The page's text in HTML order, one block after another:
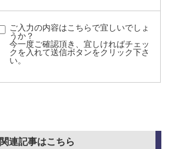
ご入力の内容はこちらで宜しいでしょ
うか？
今一度ご確認頂き、宜しければチェッ
クを入れて送信ボタンをクリック下さ
い。
関連記事はこちら